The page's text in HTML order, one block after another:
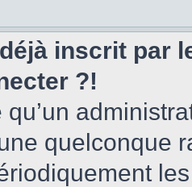
inscrit par
?!
qu’un
quelconque